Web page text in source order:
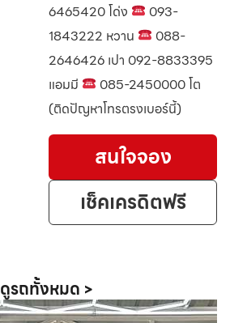
6465420 โด่ง
093-
1843222 หวาน
088-
2646426 เปา 092-8833395
แอมมี
085-2450000 โต
(ติดปัญหาโทรตรงเบอร์นี้)
สนใจจอง
เช็คเครดิตฟรี
ดูรถทั้งหมด >